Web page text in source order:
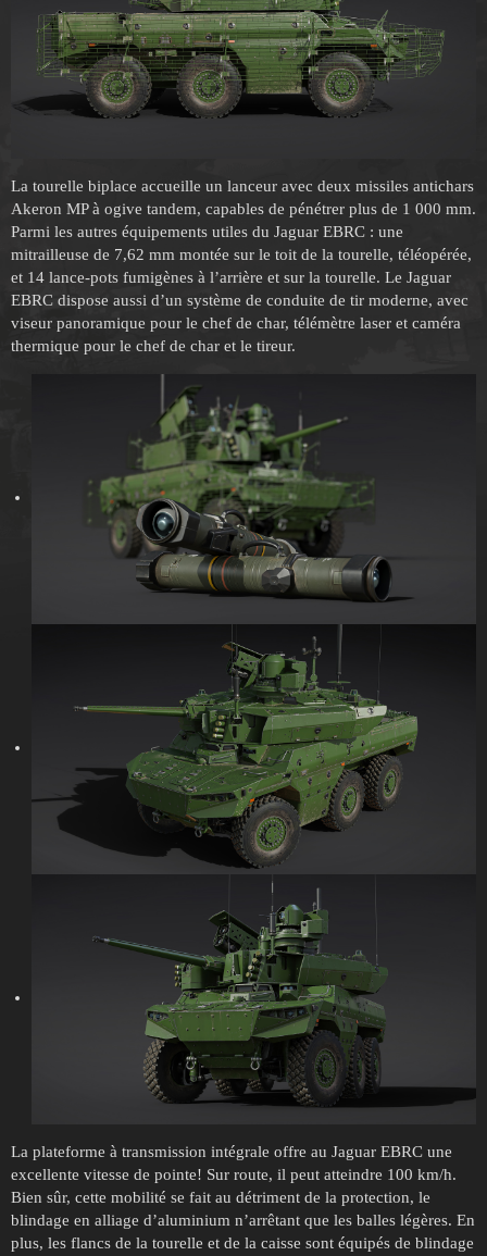
La tourelle biplace accueille un lanceur avec deux missiles antichars
Akeron MP à ogive tandem, capables de pénétrer plus de 1 000 mm.
Parmi les autres équipements utiles du Jaguar EBRC : une
mitrailleuse de 7,62 mm montée sur le toit de la tourelle, téléopérée,
et 14 lance-pots fumigènes à l’arrière et sur la tourelle. Le Jaguar
EBRC dispose aussi d’un système de conduite de tir moderne, avec
viseur panoramique pour le chef de char, télémètre laser et caméra
thermique pour le chef de char et le tireur.
La plateforme à transmission intégrale offre au Jaguar EBRC une
excellente vitesse de pointe! Sur route, il peut atteindre 100 km/h.
Bien sûr, cette mobilité se fait au détriment de la protection, le
blindage en alliage d’aluminium n’arrêtant que les balles légères. En
plus, les flancs de la tourelle et de la caisse sont équipés de blindage